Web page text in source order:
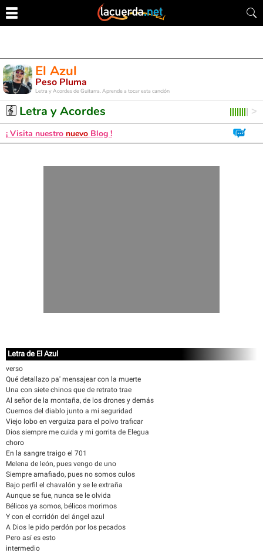
El Azul
Peso Pluma
Letra y Acordes de Guitarra. Aprende a tocar esta canción
Letra y Acordes
¡ Visita nuestro nuevo Blog !
Letra de El Azul
verso
Qué detallazo pa' mensajear con la muerte
Una con siete chinos que de retrato trae
Al señor de la montaña, de los drones y demás
Cuernos del diablo junto a mi seguridad
Viejo lobo en verguiza para el polvo traficar
Dios siempre me cuida y mi gorrita de Elegua
choro
En la sangre traigo el 701
Melena de león, pues vengo de uno
Siempre amafiado, pues no somos culos
Bajo perfil el chavalón y se le extraña
Aunque se fue, nunca se le olvida
Bélicos ya somos, bélicos morimos
Y con el corridón del ángel azul
A Dios le pido perdón por los pecados
Pero así es esto
intermedio